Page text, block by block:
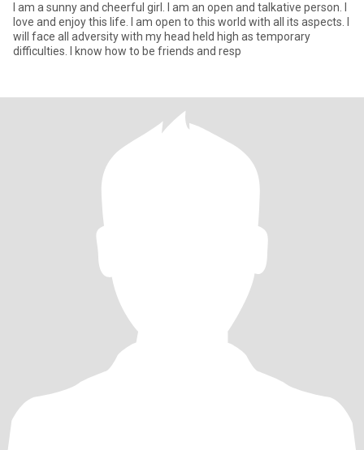
I am a sunny and cheerful girl. I am an open and talkative person. I
love and enjoy this life. I am open to this world with all its aspects. I
will face all adversity with my head held high as temporary
difficulties. I know how to be friends and resp